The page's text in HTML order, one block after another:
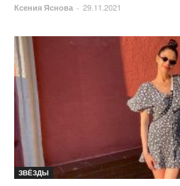
Ксения Яснова - 29.11.2021
ЗВЁЗДЫ